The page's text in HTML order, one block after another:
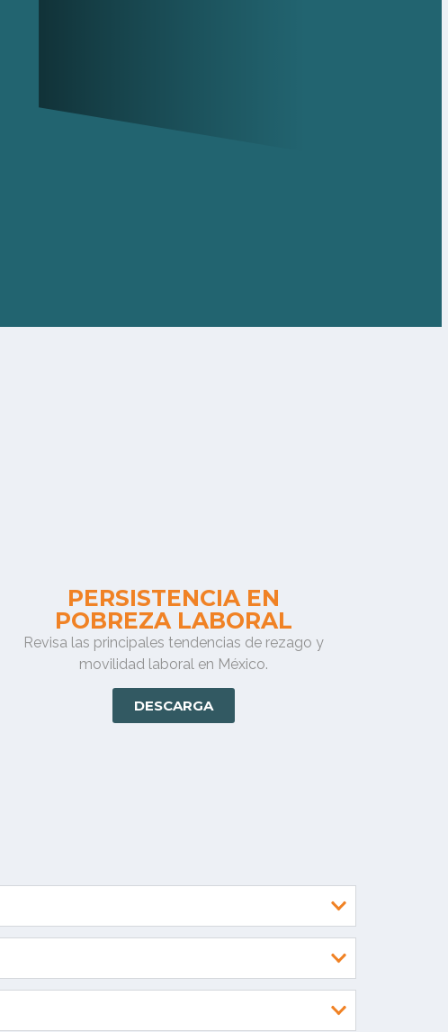
PERSISTENCIA EN
POBREZA LABORAL
Revisa las principales tendencias de rezago y
movilidad laboral en México.
DESCARGA